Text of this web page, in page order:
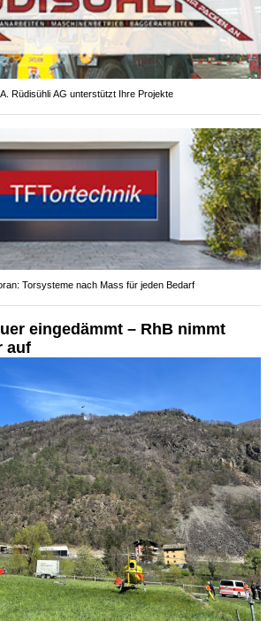
Rüdisühli AG unterstützt Ihre Projekte
Torsysteme nach Mass für jeden Bedarf
eingedämmt – RhB nimmt
auf